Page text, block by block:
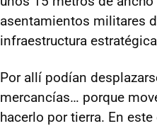
asentamientos militares
infraestructura
Por allí podían
mercancías… porque
hacerlo por tierra. En